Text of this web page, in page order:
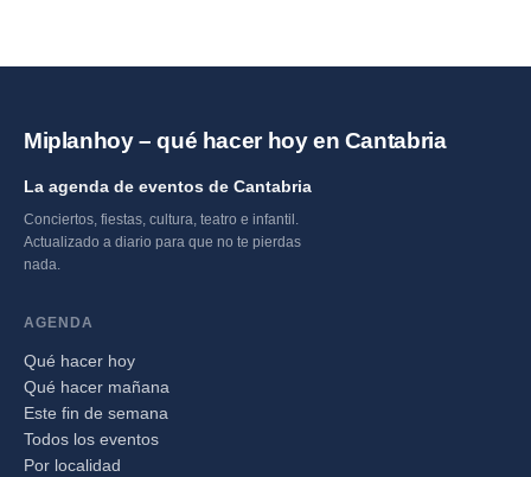
Miplanhoy – qué hacer hoy en Cantabria
La agenda de eventos de Cantabria
Conciertos, fiestas, cultura, teatro e infantil.
Actualizado a diario para que no te pierdas
nada.
AGENDA
Qué hacer hoy
Qué hacer mañana
Este fin de semana
Todos los eventos
Por localidad